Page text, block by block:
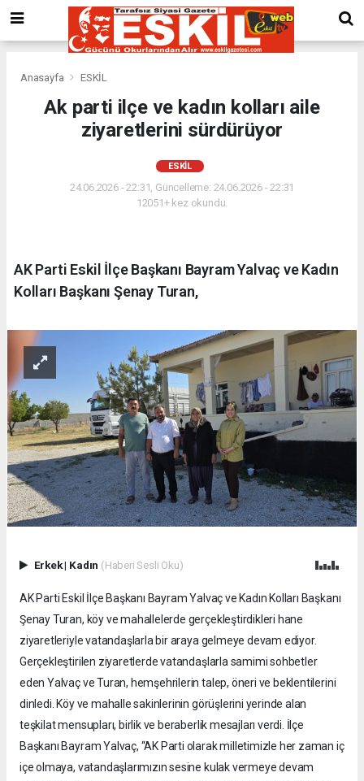
Anasayfa ESKİL
Ak parti ilçe ve kadın kolları aile
ziyaretlerini sürdürüyor
ESKİL
24.06.2026 - 22:31, Güncelleme: 24.06.2026 - 22:31
12051+ kez okundu.
AK Parti Eskil İlçe Başkanı Bayram Yalvaç ve Kadın
Kolları Başkanı Şenay Turan,
Erkek| Kadın (Haberi Sesli Oku)
AK Parti Eskil İlçe Başkanı Bayram Yalvaç ve Kadın Kolları Başkanı
Şenay Turan, köy ve mahallelerde gerçekleştirdikleri hane
ziyaretleriyle vatandaşlarla bir araya gelmeye devam ediyor.
Gerçekleştirilen ziyaretlerde vatandaşlarla samimi sohbetler
eden Yalvaç ve Turan, hemşehrilerin talep, öneri ve beklentilerini
dinledi. Köy ve mahalle sakinlerinin görüşlerini yerinde alan
teşkilat mensupları, birlik ve beraberlik mesajları verdi. İlçe
Başkanı Bayram Yalvaç, “AK Parti olarak milletimizle her zaman iç
içe olmaya, vatandaşlarımızın sesine kulak vermeye devam